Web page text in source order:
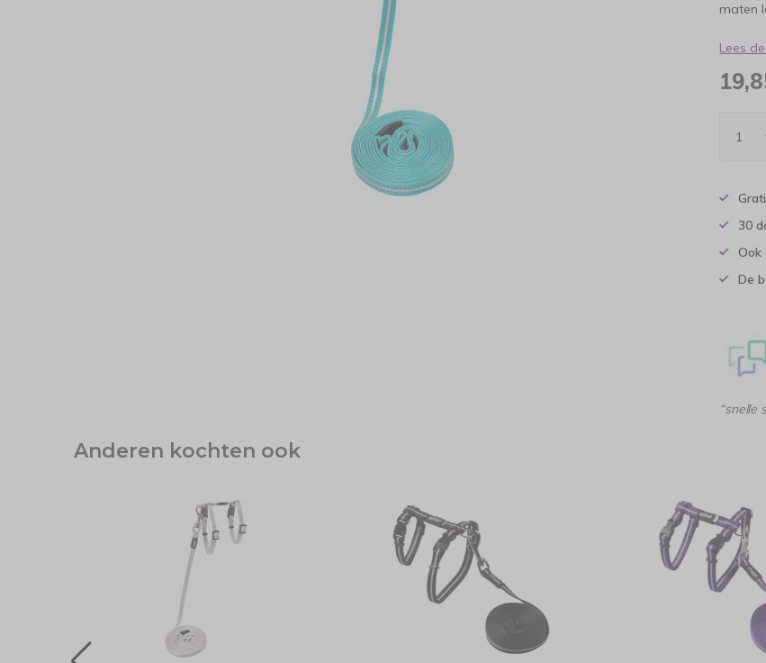
maten
Lees
30
Ook
De
“snelle
Anderen kochten ook